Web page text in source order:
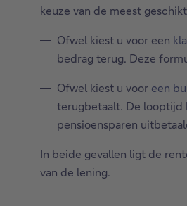
keuze van de meest
Ofwel kiest u voor een
bedrag terug. Deze
Ofwel kiest u voor een
terugbetaalt. De looptijd
pensioensparen
In beide gevallen ligt de
van de lening.